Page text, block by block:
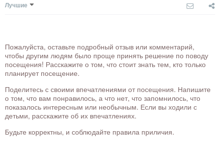
Лучшие
Пожалуйста, оставьте подробный отзыв или комментарий,
чтобы другим людям было проще принять решение по поводу
посещения! Расскажите о том, что стоит знать тем, кто только
планирует посещение.
Поделитесь с своими впечатлениями от посещения. Напишите
о том, что вам понравилось, а что нет, что запомнилось, что
показалось интересным или необычным. Если вы ходили с
детьми, расскажите об их впечатлениях.
Будьте корректны, и соблюдайте правила приличия.